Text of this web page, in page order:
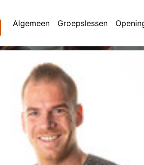
Algemeen Groepslessen